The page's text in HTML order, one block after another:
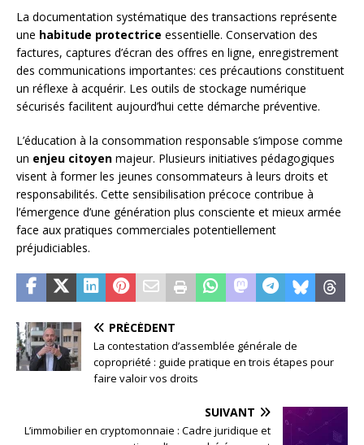
La documentation systématique des transactions représente
une habitude protectrice essentielle. Conservation des
factures, captures d’écran des offres en ligne, enregistrement
des communications importantes: ces précautions constituent
un réflexe à acquérir. Les outils de stockage numérique
sécurisés facilitent aujourd’hui cette démarche préventive.
L’éducation à la consommation responsable s’impose comme
un enjeu citoyen majeur. Plusieurs initiatives pédagogiques
visent à former les jeunes consommateurs à leurs droits et
responsabilités. Cette sensibilisation précoce contribue à
l’émergence d’une génération plus consciente et mieux armée
face aux pratiques commerciales potentiellement
préjudiciables.
PRÉCÉDENT
La contestation d’assemblée générale de
copropriété : guide pratique en trois étapes pour
faire valoir vos droits
SUIVANT
L’immobilier en cryptomonnaie : Cadre juridique et